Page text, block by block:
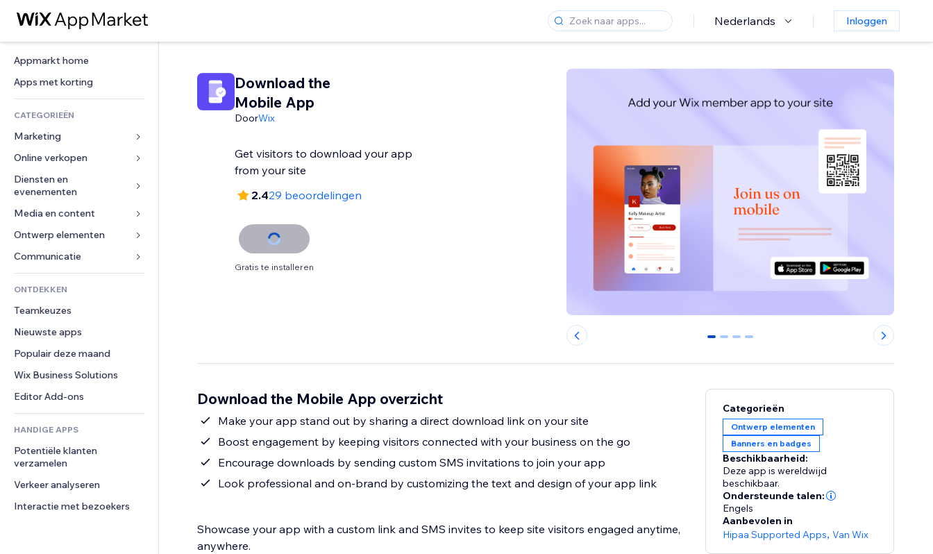
Nederlands Inloggen
Appmarkt home
Apps met korting
CATEGORIEËN
Marketing
Advertenties
Mobiel
Analytics
Social media
SEO
Betrokkenheid
Websitevermeldingen
E-mail
Conversie
Online verkopen
Apps voor webshops
Verzending en levering
Verkoopknoppen
Online cursussen
Print on demand
Boekhouding
Coupons en loyaliteit
Opslagoplossingen
Dropshipping
Prijzen en abonnementen
Crowdfunding
Eten en drinken
Diensten en
evenementen
Hotels
Evenementen
Restaurants
Vastgoed
Boekingen
Media en content
Galerij
Muziek
Podcasts
Fotografie
Video
PDF
Bestanden delen
Nieuws
Ontwerp elementen
Kaarten en navigatie
Privacy en beveiliging
Ontime
Pagina templates
Afbeeldingseffecten
Knoppen en menu's
Banners en badges
Rekenmachines
Zoeken
Weer
Grafieken en tabellen
Formulieren
Enquêtes
Chat
Opmerkingen
Telefoonnummer
Community
Beoordelingen en testimonials
CRM
ONTDEKKEN
Teamkeuzes
Nieuwste apps
Populair deze maand
Wix Business Solutions
Editor Add-ons
HANDIGE APPS
Potentiële klanten
verzamelen
Verkeer analyseren
Interactie met bezoekers
Download the
Mobile App
DoorWix
Get visitors to download your app
from your site
2.429 beoordelingen
Gratis te installeren
0 1 2 3
Download the Mobile App overzicht
Make your app stand out by sharing a direct download link on your site
Boost engagement by keeping visitors connected with your business on the go
Encourage downloads by sending custom SMS invitations to join your app
Look professional and on-brand by customizing the text and design of your app link
Showcase your app with a custom link and SMS invites to keep site visitors engaged anytime,
anywhere.
Categorieën
Ontwerp elementen
Banners en badges
Beschikbaarheid:
Deze app is wereldwijd
beschikbaar.
Ondersteunde talen:
Engels
Aanbevolen in
Hipaa Supported Apps,Van Wix